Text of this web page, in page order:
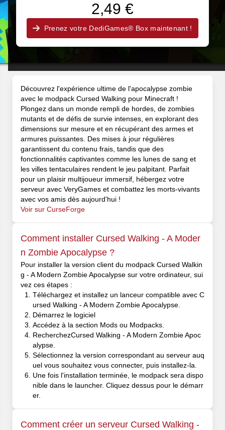
2,49 €
Prenez votre DediGames® Box maintenant !
Découvrez l'expérience ultime de l'apocalypse zombie
avec le modpack Cursed Walking pour Minecraft !
Plongez dans un monde rempli de hordes, de zombies
mutants et de défis de survie intenses, en explorant des
dimensions sur mesure et en récupérant des armes et
armures puissantes. Des mises à jour régulières
garantissent du contenu frais, tandis que des
fonctionnalités captivantes comme les lunes de sang et
les villes tentaculaires rendent le jeu palpitant. Parfait
pour un plaisir multijoueur immersif, hébergez votre
serveur avec VeryGames et combattez les morts-vivants
avec vos amis dès aujourd'hui !
Voir sur CurseForge
Comment installer Cursed Walking - A Moder
n Zombie Apocalypse ?
Pour installer la version client du modpack Cursed Walkin
g - A Modern Zombie Apocalypse sur votre ordinateur, sui
vez ces étapes :
Téléchargez et installez un lanceur compatible avec C
ursed Walking - A Modern Zombie Apocalypse.
Démarrez le logiciel
Accédez à la section Mods ou Modpacks.
RecherchezCursed Walking - A Modern Zombie Apoc
alypse.
Sélectionnez la version correspondant au serveur auq
uel vous souhaitez vous connecter, puis installez-la.
Une fois l'installation terminée, le modpack sera dispo
nible dans le launcher. Cliquez dessus pour le démarr
er.
Comment créer un serveur Cursed Walking -